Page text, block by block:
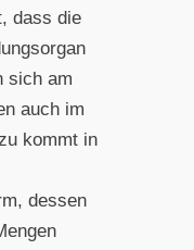
dass die
sich am
auch im
kommt in
dessen